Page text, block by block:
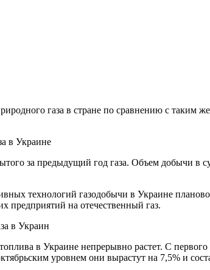
газа в стране по сравнению с таким
за предыдущий год газа. Объем добычи в
технологий газодобычи в Украине планово
предприятий на отечественный газ.
в Украине непрерывно растет. С первого
уровнем они вырастут на 7,5% и